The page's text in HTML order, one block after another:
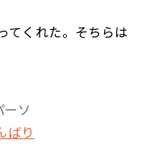
てくれた。そちらは
ソ
ばり